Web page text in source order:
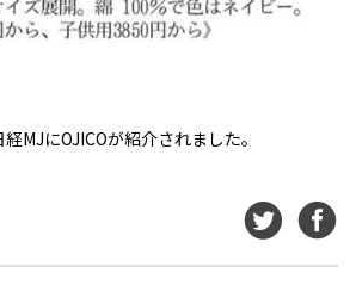
MJにOJICOが紹介されました。